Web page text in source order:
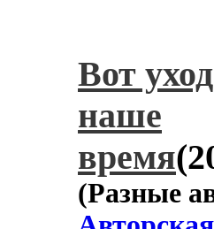
Вот
наше
время
(Разные